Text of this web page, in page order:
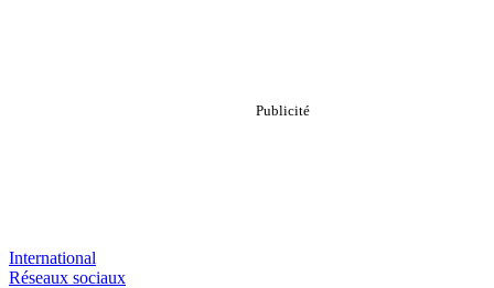
International
Réseaux sociaux